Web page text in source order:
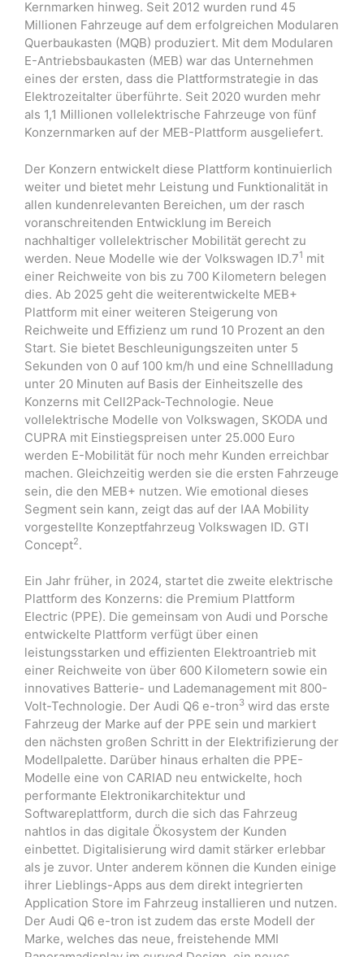
Kernmarken hinweg. Seit 2012 wurden rund 45
Millionen Fahrzeuge auf dem erfolgreichen Modularen
Querbaukasten (MQB) produziert. Mit dem Modularen
E-Antriebsbaukasten (MEB) war das Unternehmen
eines der ersten, dass die Plattformstrategie in das
Elektrozeitalter überführte. Seit 2020 wurden mehr
als 1,1 Millionen vollelektrische Fahrzeuge von fünf
Konzernmarken auf der MEB-Plattform ausgeliefert.
Der Konzern entwickelt diese Plattform kontinuierlich
weiter und bietet mehr Leistung und Funktionalität in
allen kundenrelevanten Bereichen, um der rasch
voranschreitenden Entwicklung im Bereich
nachhaltiger vollelektrischer Mobilität gerecht zu
werden. Neue Modelle wie der Volkswagen ID.71 mit
einer Reichweite von bis zu 700 Kilometern belegen
dies. Ab 2025 geht die weiterentwickelte MEB+
Plattform mit einer weiteren Steigerung von
Reichweite und Effizienz um rund 10 Prozent an den
Start. Sie bietet Beschleunigungszeiten unter 5
Sekunden von 0 auf 100 km/h und eine Schnellladung
unter 20 Minuten auf Basis der Einheitszelle des
Konzerns mit Cell2Pack-Technologie. Neue
vollelektrische Modelle von Volkswagen, SKODA und
CUPRA mit Einstiegspreisen unter 25.000 Euro
werden E-Mobilität für noch mehr Kunden erreichbar
machen. Gleichzeitig werden sie die ersten Fahrzeuge
sein, die den MEB+ nutzen. Wie emotional dieses
Segment sein kann, zeigt das auf der IAA Mobility
vorgestellte Konzeptfahrzeug Volkswagen ID. GTI
Concept2.
Ein Jahr früher, in 2024, startet die zweite elektrische
Plattform des Konzerns: die Premium Plattform
Electric (PPE). Die gemeinsam von Audi und Porsche
entwickelte Plattform verfügt über einen
leistungsstarken und effizienten Elektroantrieb mit
einer Reichweite von über 600 Kilometern sowie ein
innovatives Batterie- und Lademanagement mit 800-
Volt-Technologie. Der Audi Q6 e-tron3 wird das erste
Fahrzeug der Marke auf der PPE sein und markiert
den nächsten großen Schritt in der Elektrifizierung der
Modellpalette. Darüber hinaus erhalten die PPE-
Modelle eine von CARIAD neu entwickelte, hoch
performante Elektronikarchitektur und
Softwareplattform, durch die sich das Fahrzeug
nahtlos in das digitale Ökosystem der Kunden
einbettet. Digitalisierung wird damit stärker erlebbar
als je zuvor. Unter anderem können die Kunden einige
ihrer Lieblings-Apps aus dem direkt integrierten
Application Store im Fahrzeug installieren und nutzen.
Der Audi Q6 e-tron ist zudem das erste Modell der
Marke, welches das neue, freistehende MMI